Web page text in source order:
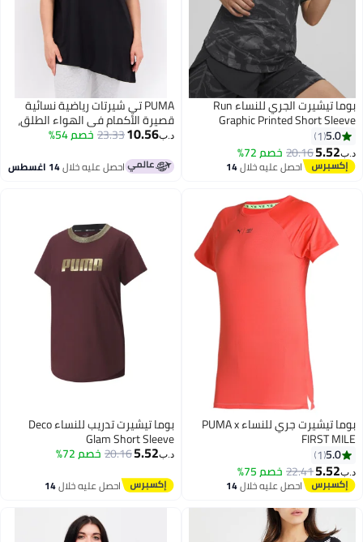
بوما تيشيرت الجري للنساء Run
Graphic Printed Short
5.0
1
5.52
20.16خصم 72%
احصل عليه خلال14
اغسطس
PUMA تي شيرتات رياضية نسائية
قصيرة الأكمام في الهواء الطلق،
سوداء10.56
23.33خصم 54%
احصل عليه خلال14 اغسطس
بوما تيشيرت جري للنساء PUMA x
FIRST
5.0
1
5.52
22.41خصم 75%
احصل عليه خلال14
اغسطس
بوما تيشيرت تدريب للنساء Deco
Glam Short Sleeve
5.52
20.16خصم 72%
احصل عليه خلال14
اغسطس